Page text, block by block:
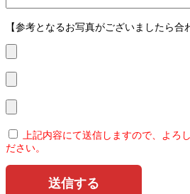
【参考となるお写真がございましたら合
上記内容にて送信しますので、よろ
ださい。